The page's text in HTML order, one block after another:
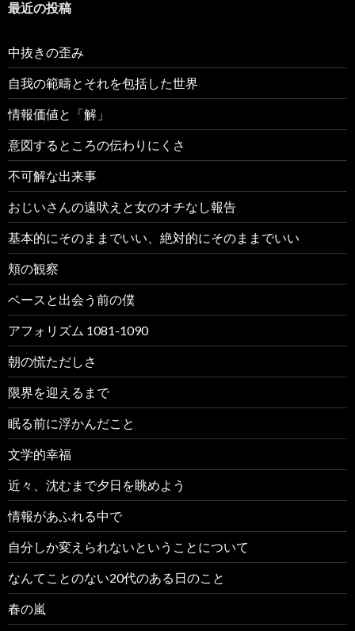
最近の投稿
中抜きの歪み
自我の範疇とそれを包括した世界
情報価値と「解」
意図するところの伝わりにくさ
不可解な出来事
おじいさんの遠吠えと女のオチなし報告
基本的にそのままでいい、絶対的にそのままでいい
頬の観察
ベースと出会う前の僕
アフォリズム 1081-1090
朝の慌ただしさ
限界を迎えるまで
眠る前に浮かんだこと
文学的幸福
近々、沈むまで夕日を眺めよう
情報があふれる中で
自分しか変えられないということについて
なんてことのない20代のある日のこと
春の嵐